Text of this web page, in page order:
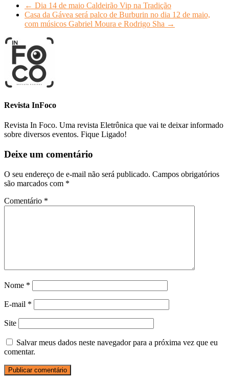
← Dia 14 de maio Caldeirão Vip na Tradição
Casa da Gávea será palco de Burburin no dia 12 de maio,
com músicos Gabriel Moura e Rodrigo Sha →
Revista InFoco
Revista In Foco. Uma revista Eletrônica que vai te deixar informado
sobre diversos eventos. Fique Ligado!
Deixe um comentário
O seu endereço de e-mail não será publicado. Campos obrigatórios
são marcados com *
Comentário *
Nome *
E-mail *
Site
Salvar meus dados neste navegador para a próxima vez que eu
comentar.